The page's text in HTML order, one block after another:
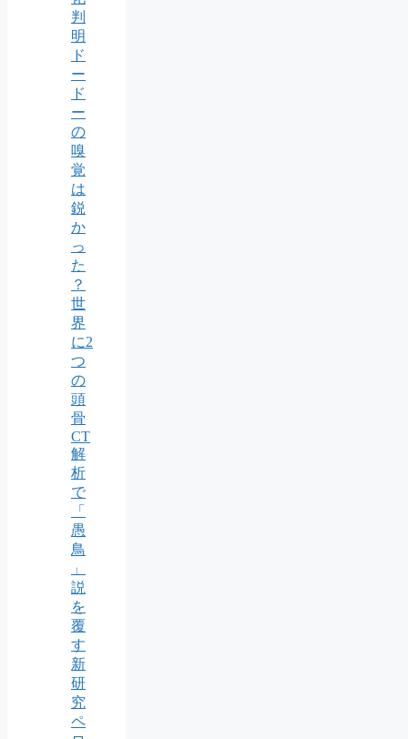
判
明
ド
ー
ド
ー
の
嗅
覚
は
鋭
か
っ
た
？
世
界
に2
つ
の
頭
骨
CT
解
析
で
「
愚
鳥
」
説
を
覆
す
新
研
究
ペ